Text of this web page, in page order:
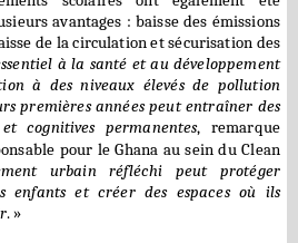
avantages : baisse des émissions
de la circulation et sécurisation des
à la santé et au développement
à des niveaux élevés de pollution
premières années peut entraîner des
cognitives permanentes, remarque
pour le Ghana au sein du Clean
urbain réfléchi peut protéger
enfants et créer des espaces où ils
. »